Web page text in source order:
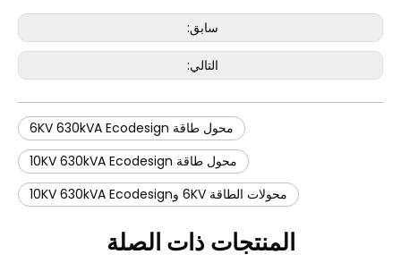
سابق:
التالي:
محول طاقة 6KV 630kVA Ecodesign
محول طاقة 10KV 630kVA Ecodesign
محولات الطاقة 6KV و10KV 630kVA Ecodesign
المنتجات ذات الصلة